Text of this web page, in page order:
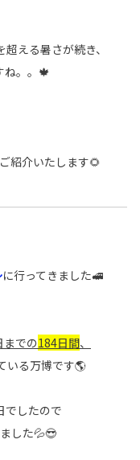
える暑さが続き、
ね。。🍁
紹介いたします🌻
に行ってきました🚅
での184日間、
いる万博です🌎
でしたので
した💦😎